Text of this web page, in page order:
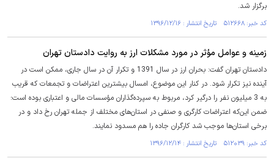
برگزار شد.
کد خبر: ۵۱۲۶۶۸ تاریخ انتشار : ۱۳۹۶/۱۲/۱۶
زمینه و عوامل مؤثر در مورد مشکلات ارز به روایت دادستان تهران
دادستان تهران گفت: بحران ارز در سال 1391 و تکرار آن در سال جاری، ممکن است در
آینده نیز تکرار شود. در کنار این موضوع، امسال بیشترین اعتراضات و تجمعات که قریب
به 3 میلیون نفر را درگیر کرد، مربوط به سپرده‌گذاران مؤسسات مالی و اعتباری بوده است؛
ضمن این‌که اعتراضات کارگری و صنفی در استان‌های مختلف از جمله تهران رخ داد و در
برخی استان‌ها موجب شد کارگران جاده را هم مسدود نمایند.
کد خبر: ۵۱۲۰۳۹ تاریخ انتشار : ۱۳۹۶/۱۲/۱۴